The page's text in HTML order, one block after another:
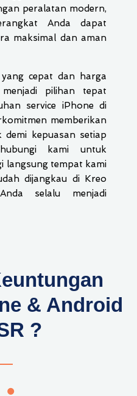
peralatan modern,
Anda dapat
maksimal dan aman
cepat dan harga
pilihan tepat
service iPhone di
memberikan
kepuasan setiap
kami untuk
langsung tempat kami
dijangkau di Kreo
selalu menjadi
& Android
?